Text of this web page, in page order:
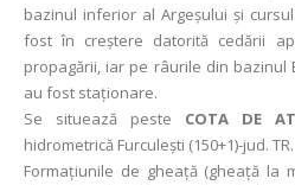
bazinul inferior al Argeșului și
fost în creștere datorită cedării
propagării, iar pe râurile din bazinul
au fost staționare.
Se situează peste COTA DE
hidrometrică Furculeşti (150+1)-jud. TR.
Formaţiunile de gheaţă (gheaţă la